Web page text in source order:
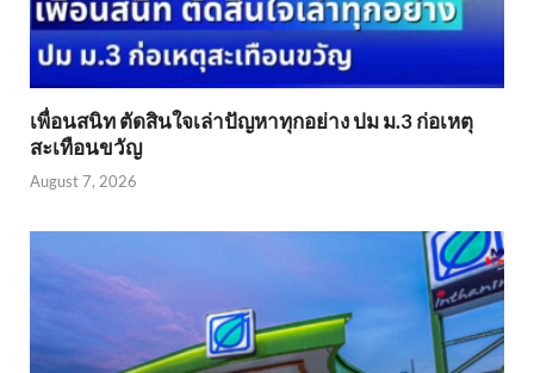
เพื่อนสนิท ตัดสินใจเล่าปัญหาทุกอย่าง ปม ม.3 ก่อเหตุ
สะเทือนขวัญ
August 7, 2026